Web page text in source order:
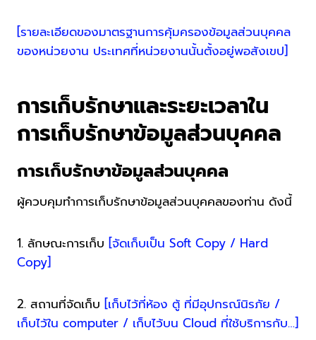
[รายละเอียดของมาตรฐานการคุ้มครองข้อมูลส่วนบุคคล
ของหน่วยงาน ประเทศที่หน่วยงานนั้นตั้งอยู่พอสังเขป]
การเก็บรักษาและระยะเวลาใน
การเก็บรักษาข้อมูลส่วนบุคคล
การเก็บรักษาข้อมูลส่วนบุคคล
ผู้ควบคุมทำการเก็บรักษาข้อมูลส่วนบุคคลของท่าน ดังนี้
1. ลักษณะการเก็บ [จัดเก็บเป็น Soft Copy / Hard
Copy]
2. สถานที่จัดเก็บ [เก็บไว้ที่ห้อง ตู้ ที่มีอุปกรณ์นิรภัย /
เก็บไว้ใน computer / เก็บไว้บน Cloud ที่ใช้บริการกับ…]